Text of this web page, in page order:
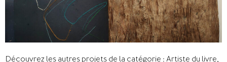
Découvrez les autres projets de la catégorie : Artiste du livre,